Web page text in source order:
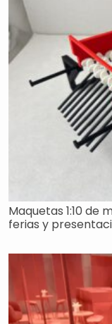
Maquetas 1:10 de
ferias y